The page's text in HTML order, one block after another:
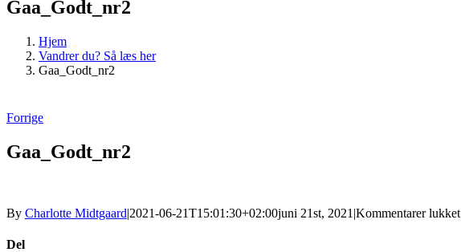
Gaa_Godt_nr2
Hjem
Vandrer du? Så læs her
Gaa_Godt_nr2
Forrige
Gaa_Godt_nr2
By Charlotte Midtgaard|2021-06-21T15:01:30+02:00juni 21st, 2021 |Kommentarer lukket
Del